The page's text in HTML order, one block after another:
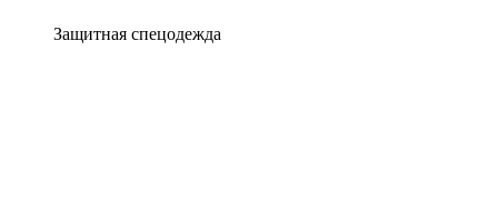
Защитная спецодежда